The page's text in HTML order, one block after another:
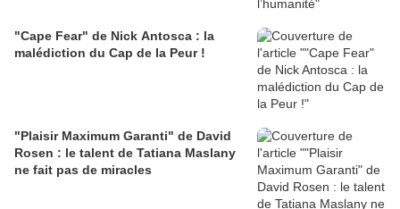
"Cape Fear" de Nick Antosca : la
malédiction du Cap de la Peur !
"Plaisir Maximum Garanti" de David
Rosen : le talent de Tatiana Maslany
ne fait pas de miracles